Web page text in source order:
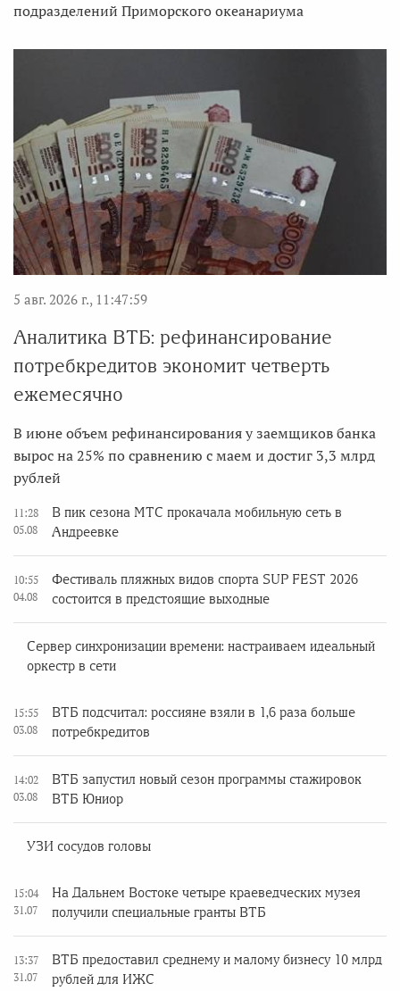
подразделений Приморского океанариума
5 авг. 2026 г., 11:47:59
Аналитика ВТБ: рефинансирование
потребкредитов экономит четверть
ежемесячно
В июне объем рефинансирования у заемщиков банка
вырос на 25% по сравнению с маем и достиг 3,3 млрд
рублей
11:28
05.08
В пик сезона МТС прокачала мобильную сеть в
Андреевке
10:55
04.08
Фестиваль пляжных видов спорта SUP FEST 2026
состоится в предстоящие выходные
Сервер синхронизации времени: настраиваем идеальный
оркестр в сети
15:55
03.08
ВТБ подсчитал: россияне взяли в 1,6 раза больше
потребкредитов
14:02
03.08
ВТБ запустил новый сезон программы стажировок
ВТБ Юниор
УЗИ сосудов головы
15:04
31.07
На Дальнем Востоке четыре краеведческих музея
получили специальные гранты ВТБ
13:37
31.07
ВТБ предоставил среднему и малому бизнесу 10 млрд
рублей для ИЖС